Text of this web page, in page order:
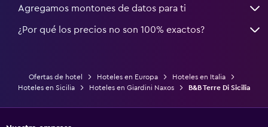
Agregamos montones de datos para ti
¿Por qué los precios no son 100% exactos?
Ofertas de hotel Hoteles en Europa
Hoteles en Italia
Hoteles en Sicilia
Hoteles en Giardini Naxos B&B Terre Di Sicilia